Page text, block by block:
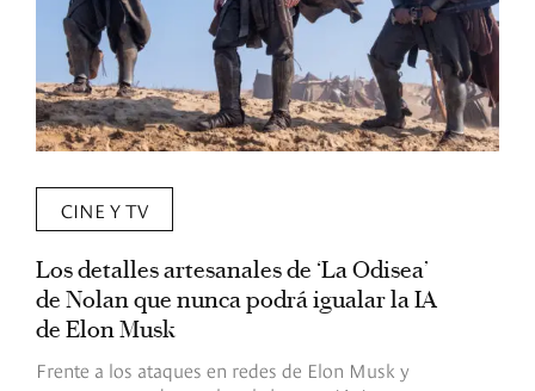
CINE Y TV
Los detalles artesanales de ‘La Odisea’
de Nolan que nunca podrá igualar la IA
de Elon Musk
Frente a los ataques en redes de Elon Musk y